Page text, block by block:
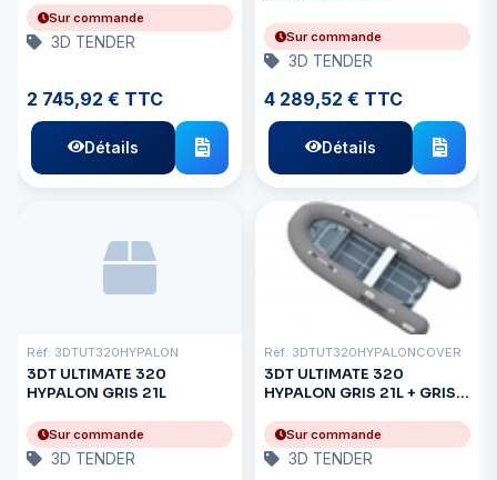
Sur commande
3D TENDER
2 745,92 € TTC
Détails
Sur commande
3D TENDER
4 289,52 € TTC
Détails
Réf: 3DTUT320HYPALON
3DT ULTIMATE 320
HYPALON GRIS 21L
Sur commande
3D TENDER
Réf: 3DTUT320HYPALONCOVER
3DT ULTIMATE 320
HYPALON GRIS 21L + GRIS
Sur commande
3D TENDER